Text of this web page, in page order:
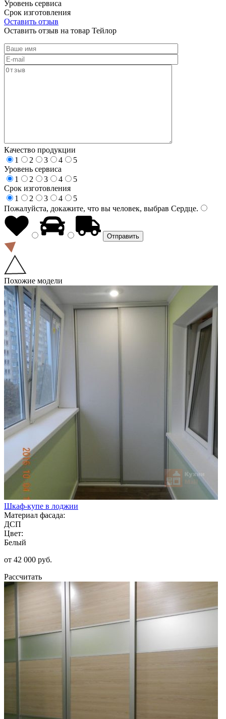
Уровень сервиса
Срок изготовления
Оставить отзыв
Оставить отзыв на товар Тейлор
Качество продукции
1
2 3 4
5
Уровень сервиса
1
2 3 4
5
Срок изготовления
1
2 3 4
5
Пожалуйста, докажите, что вы человек, выбрав Сердце.
Похожие модели
Шкаф-купе в лоджии
Материал фасада:
ДСП
Цвет:
Белый
от 42 000 руб.
Рассчитать